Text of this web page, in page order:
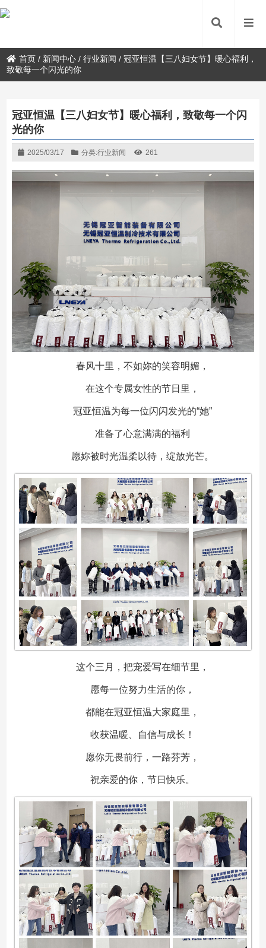
首页 / 新闻中心 /行业新闻 /冠亚恒温【三八妇女节】暖心福利，
致敬每一个闪光的你
冠亚恒温【三八妇女节】暖心福利，致敬每一个闪
光的你
2025/03/17 分类:行业新闻 261
春风十里，不如妳的笑容明媚，
在这个专属女性的节日里，
冠亚恒温为每一位闪闪发光的“她”
准备了心意满满的福利
愿妳被时光温柔以待，绽放光芒。
这个三月，把宠爱写在细节里，
愿每一位努力生活的你，
都能在冠亚恒温大家庭里，
收获温暖、自信与成长！
愿你无畏前行，一路芬芳，
祝亲爱的你，节日快乐。